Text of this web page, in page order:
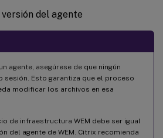
del agente
agente, asegúrese de que ningún
sesión. Esto garantiza que el proceso
modificar los archivos en esa
de infraestructura WEM debe ser igual
del agente de WEM. Citrix recomienda